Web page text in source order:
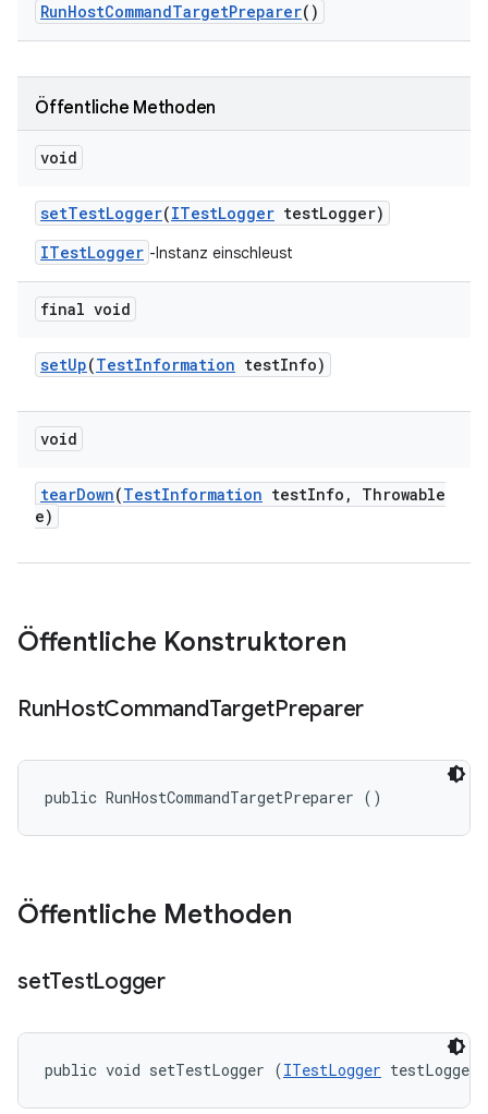
RunHostCommandTargetPreparer()
Öffentliche Methoden
void
setTestLogger(ITestLogger testLogger)
ITestLogger -Instanz einschleust
final void
setUp(TestInformation testInfo)
void
tearDown(TestInformation testInfo ,
Throwable
e)
Öffentliche Konstruktoren
RunHostCommandTargetPreparer
public RunHostCommandTargetPreparer ()
Öffentliche Methoden
setTestLogger
public void setTestLogger (ITestLogger testLogger)